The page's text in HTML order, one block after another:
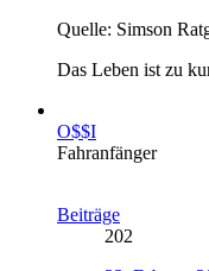
Quelle: Simson
Das Leben ist zu
O$$I
Fahranfänger
Beiträge
202